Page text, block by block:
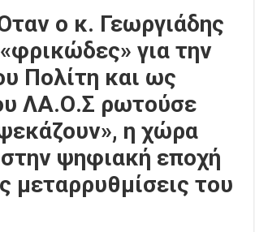
ο κ. Γεωργιάδης
για την
Πολίτη και ως
ΛΑ.Ο.Σ ρωτούσε
η χώρα
ψηφιακή εποχή
μεταρρυθμίσεις του